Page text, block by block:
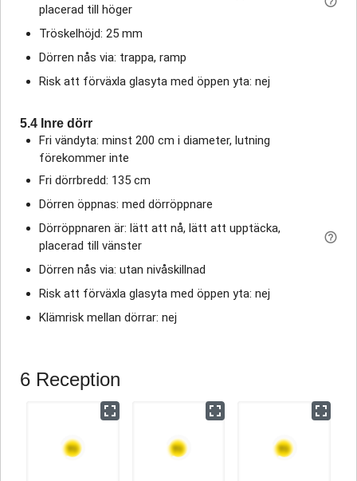
placerad till höger
Tröskelhöjd: 25 mm
Dörren nås via: trappa, ramp
Risk att förväxla glasyta med öppen yta: nej
5.4 Inre dörr
Fri vändyta: minst 200 cm i diameter, lutning
förekommer inte
Fri dörrbredd: 135 cm
Dörren öppnas: med dörröppnare
Dörröppnaren är: lätt att nå, lätt att upptäcka,
placerad till vänster
Dörren nås via: utan nivåskillnad
Risk att förväxla glasyta med öppen yta: nej
Klämrisk mellan dörrar: nej
6 Reception